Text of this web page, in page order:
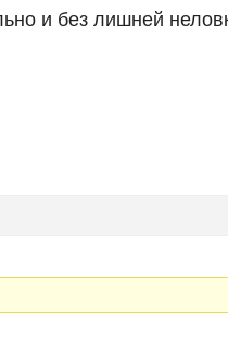
и без лишней